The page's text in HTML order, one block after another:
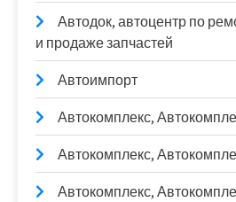
Автодок, автоцентр по
и продаже запчастей
Автоимпорт
Автокомплекс,
Автокомплекс,
Автокомплекс,